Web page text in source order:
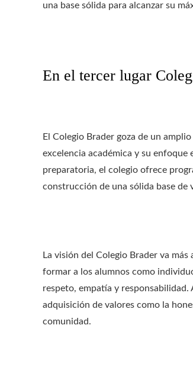
una base sólida para alcanzar su
En el tercer lugar
El Colegio Brader goza de un
excelencia académica y su enfoque
preparatoria, el colegio ofrece
construcción de una sólida base de
La visión del Colegio Brader va
formar a los alumnos como
respeto, empatía y responsabilidad.
adquisición de valores como la
comunidad.